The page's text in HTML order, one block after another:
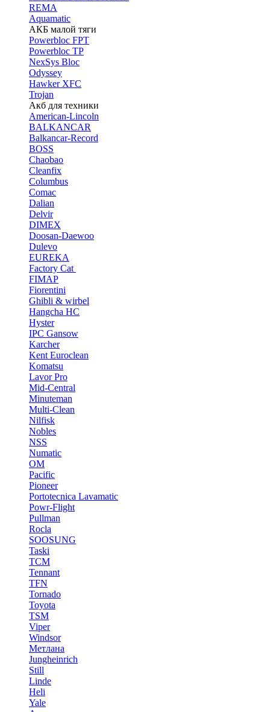
REMA
Aquamatic
АКБ малой тяги
Powerbloc FPT
Powerbloc TP
NexSys Bloc
Odyssey
Hawker XFC
Trojan
Акб для техники
American-Lincoln
BALKANCAR
Balkancar-Record
BOSS
Chaobao
Cleanfix
Columbus
Comac
Dalian
Delvir
DIMEX
Doosan-Daewoo
Dulevo
EUREKA
Factory Cat
FIMAP
Fiorentini
Ghibli & wirbel
Hangcha HC
Hyster
IPC Gansow
Karcher
Kent Euroclean
Komatsu
Lavor Pro
Mid-Central
Minuteman
Multi-Clean
Nilfisk
Nobles
NSS
Numatic
OM
Pacific
Pioneer
Portotecnica Lavamatic
Powr-Flight
Pullman
Rocla
SOOSUNG
Taski
TCM
Tennant
TFN
Tornado
Toyota
TSM
Viper
Windsor
Метлана
Jungheinrich
Still
Linde
Heli
Yale